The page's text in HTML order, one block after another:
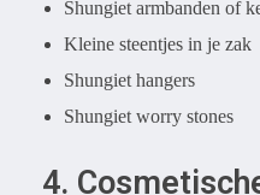
Shungiet armbanden of
Kleine steentjes in je zak
Shungiet hangers
Shungiet worry stones
4.